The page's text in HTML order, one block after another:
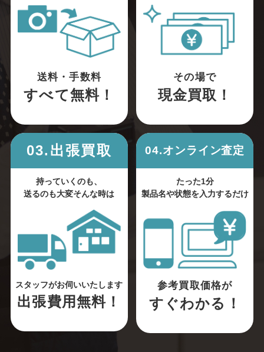
送料・手数料
すべて無料！
その場で
現金買取！
03.出張買取
持っていくのも、
送るのも大変そんな時は
スタッフがお伺いいたします
出張費用無料！
04.オンライン査定
たった1分
製品名や状態を入力するだけ
参考買取価格が
すぐわかる！